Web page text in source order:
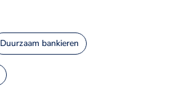
Duurzaam bankieren